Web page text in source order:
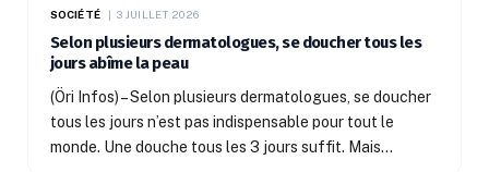
SOCIÉTÉ 3 JUILLET 2026
Selon plusieurs dermatologues, se doucher tous les
jours abîme la peau
(Öri Infos) – Selon plusieurs dermatologues, se doucher
tous les jours n’est pas indispensable pour tout le
monde. Une douche tous les 3 jours suffit. Mais…